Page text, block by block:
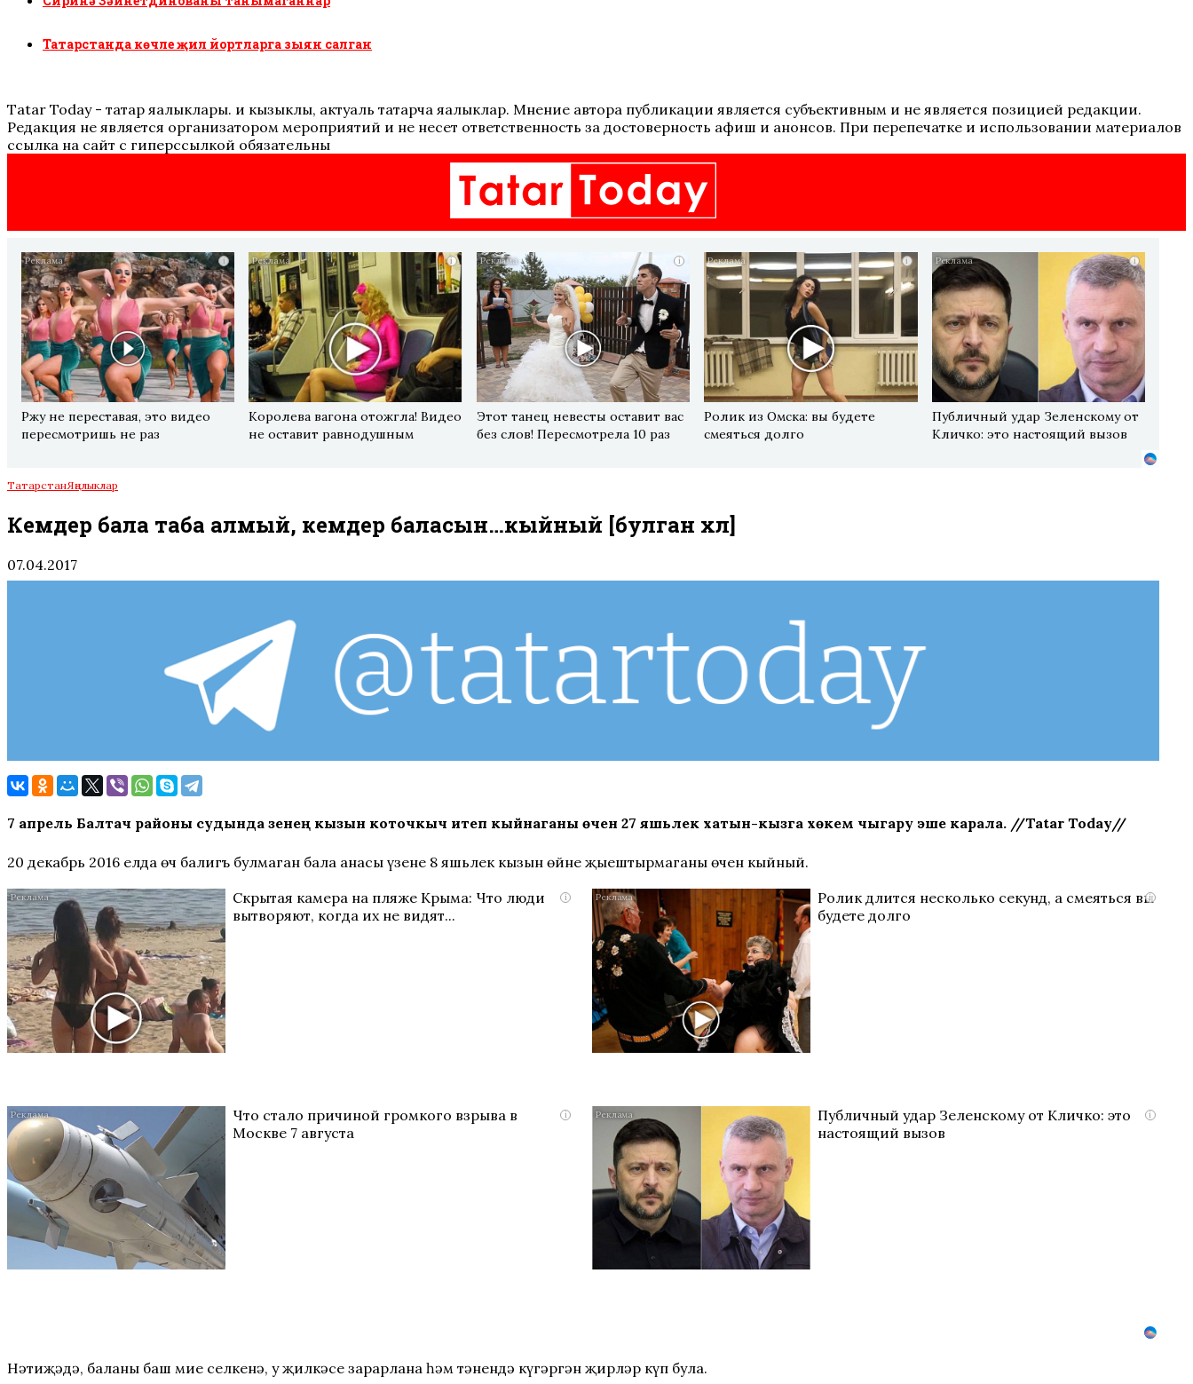
Татарстанда көчле җил йортларга зыян салган
Tatar Today - татар яңалыклары. иң кызыклы, актуаль татарча яңалыклар. Мнение автора публикации является субъективным и не является позицией редакции.
Редакция не является организатором мероприятий и не несет ответственность за достоверность афиш и анонсов. При перепечатке и использовании материалов
ссылка на сайт с гиперссылкой обязательны
i
Ржу не переставая, это видео
пересмотришь не раз
i
Королева вагона отожгла! Видео
не оставит равнодушным
i
Этот танец невесты оставит вас
без слов! Пересмотрела 10 раз
i
Ролик из Омска: вы будете
смеяться долго
i
Публичный удар Зеленскому от
Кличко: это настоящий вызов
ТатарстанЯңалыклар
Кемдер бала таба алмый, кемдер баласын…кыйный [булган хәл]
07.04.2017
7 апрель Балтач районы судында үзенең кызын коточкыч итеп кыйнаганы өчен 27 яшьлек хатын-кызга хөкем чыгару эше карала. //Tatar Today//
20 декабрь 2016 елда өч балигъ булмаган бала анасы үзенең 8 яшьлек кызын өйне җыештырмаганы өчен кыйный.
i
Скрытая камера на пляже Крыма: Что люди
вытворяют, когда их не видят...
i
Ролик длится несколько секунд, а смеяться вы
будете долго
i
Что стало причиной громкого взрыва в
Москве 7 августа
i
Публичный удар Зеленскому от Кличко: это
настоящий вызов
Нәтиҗәдә, баланың баш мие селкенә, уң җилкәсе зарарлана һәм тәнендә күгәргән җирләр күп була.